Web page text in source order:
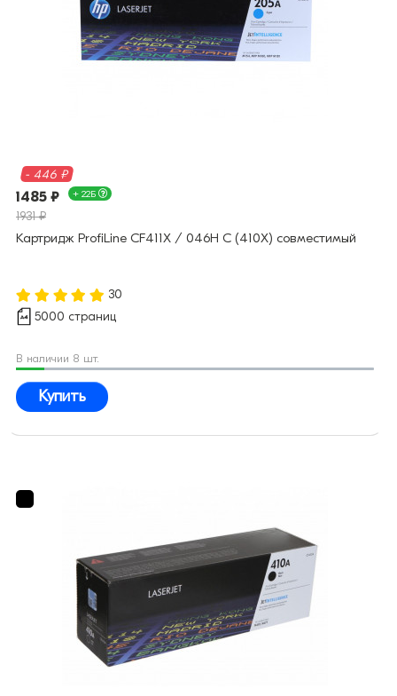
- 446 ₽
1485 ₽ + 22Б
1931 ₽
Картридж ProfiLine CF411X / 046H C (410X) совместимый
30
5000 страниц
В наличии 8 шт.
Купить